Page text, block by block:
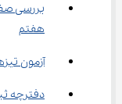
بررسی
هفتم
آزمون
دفترچه